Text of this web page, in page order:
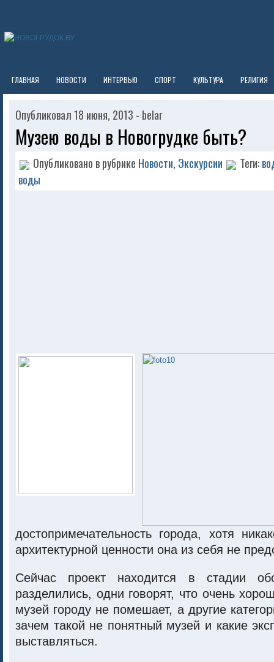
ГЛАВНАЯ НОВОСТИ ИНТЕРВЬЮ СПОРТ КУЛЬТУРА РЕЛИГИЯ
Опубликовал 18 июня, 2013 - belar
Музею воды в Новогрудке быть?
Опубликовано в рубрике Новости, Экскурсии Теги:
воды
достопримечательность города, хотя
архитектурной ценности она из себя не
Сейчас проект находится в стадии
разделились, одни говорят, что очень
музей городу не помешает, а другие
зачем такой не понятный музей и какие
выставляться.